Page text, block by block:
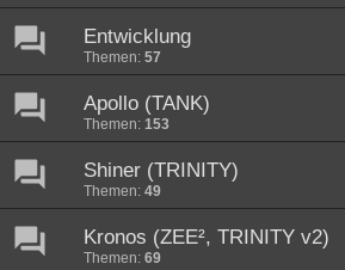
Entwicklung
Themen: 57
Apollo (TANK)
Themen: 153
Shiner (TRINITY)
Themen: 49
Kronos (ZEE², TRINITY v2)
Themen: 69